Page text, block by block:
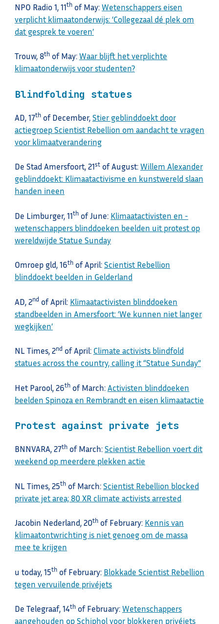
NPO Radio 1, 11th of May:Wetenschappers eisen
verplicht klimaatonderwijs: ‘Collegezaal dé plek om
dat gesprek te voeren’
Trouw, 8th of May:Waar blijft het verplichte
klimaatonderwijs voor studenten?
Blindfolding statues
AD, 17th of December,Stier geblinddoekt door
actiegroep Scientist Rebellion om aandacht te vragen
voor klimaatverandering
De Stad Amersfoort, 21st of August:Willem Alexander
geblinddoekt: Klimaatactivisme en kunstwereld slaan
handen ineen
De Limburger, 11th of June: Klimaatactivisten en -
wetenschappers blinddoeken beelden uit protest op
wereldwijde Statue Sunday
Omroep gld, 16th of April:Scientist Rebellion
blinddoekt beelden in Gelderland
AD, 2nd of April: Klimaatactivisten blinddoeken
standbeelden in Amersfoort: ‘We kunnen niet langer
wegkijken’
NL Times, 2nd of April: Climate activists blindfold
statues across the country, calling it “Statue Sunday”
Het Parool, 26th of March:Activisten blinddoeken
beelden Spinoza en Rembrandt en eisen klimaatactie
Protest against private jets
BNNVARA, 27th of March:Scientist Rebellion voert dit
weekend op meerdere plekken actie
NL Times, 25th of March:Scientist Rebellion blocked
private jet area; 80 XR climate activists arrested
Jacobin Nederland, 20th of February: Kennis van
klimaatontwrichting is niet genoeg om de massa
mee te krijgen
u today, 15th of February: Blokkade Scientist Rebellion
tegen vervuilende privéjets
De Telegraaf, 14th of February:Wetenschappers
aangehouden op Schiphol voor blokkeren privéjets